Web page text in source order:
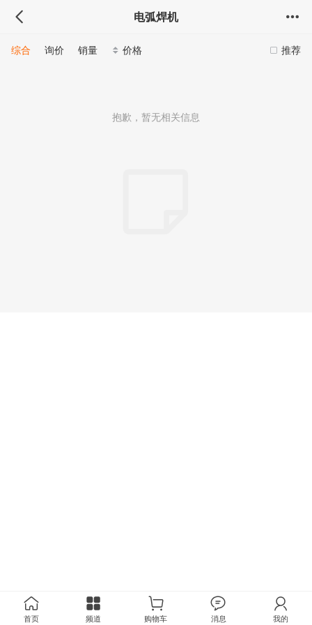
电弧焊机
推荐
综合 询价 销量 价格
抱歉，暂无相关信息
首页 频道 购物车 消息 我的